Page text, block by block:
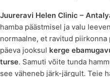
Juureravi Helen Clinic –
hamba päästmisel ja valu
normaalne, et ravitud
päeva jooksul kerge
turse. Samuti võite tunda
see väheneb järk-järgult. Teie